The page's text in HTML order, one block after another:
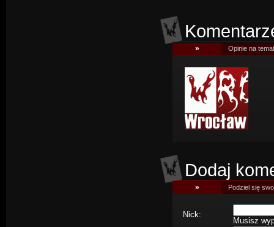
» Opinie na
Dodaj
» Podziel się
Nick:
Musisz